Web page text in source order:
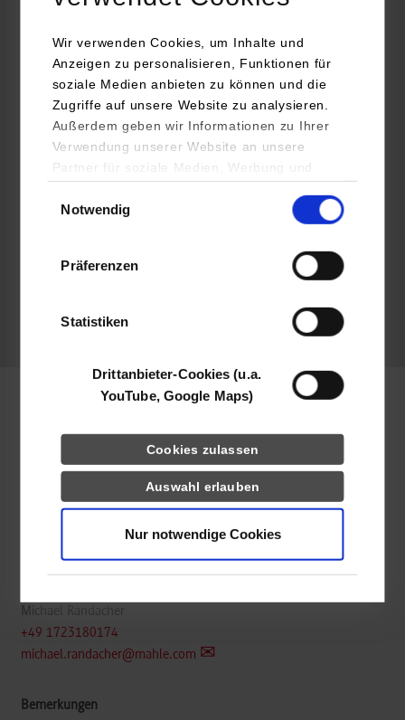
Wir verwenden Cookies, um Inhalte und
Anzeigen zu personalisieren, Funktionen für
soziale Medien anbieten zu können und die
Zugriffe auf unsere Website zu analysieren.
Außerdem geben wir Informationen zu Ihrer
Verwendung unserer Website an unsere
Partner für soziale Medien, Werbung und
YouTube, Google Maps) führen diese
Daten zusammen, die Sie ihnen bereitgestellt
haben oder die sie im Rahmen Ihrer Nutzung
Notwendig
Präferenzen
Statistiken
Drittanbieter-Cookies (u.a.
YouTube, Google Maps)
Cookies zulassen
Auswahl erlauben
Nur notwendige Cookies
70376 Stuttgart
www.jobs.mahle.com/germany/de/your-future-at-mahle/school-
Michael Randacher
+49 1723180174
MAHLE International GmbH
leavers/cooperative-study-program/
Michael Randacher
+49 1723180174
michael.randacher@mahle.com